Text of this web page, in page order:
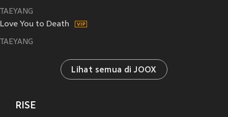
TAEYANG
Love You to Death
TAEYANG
Lihat semua di JOOX
RISE